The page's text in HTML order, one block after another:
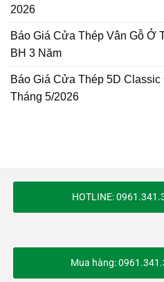
2026
Báo Giá Cửa Thép Vân Gỗ Ở
BH 3 Năm
Báo Giá Cửa Thép 5D Classic
Tháng 5/2026
HOTLINE:
Mua hàng: